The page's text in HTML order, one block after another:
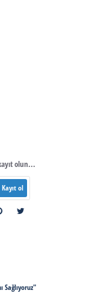
olun...
Kayıt ol
Sağlıyoruz"